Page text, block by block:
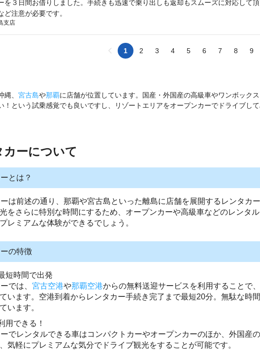
を３日間お借りしました。手続きも迅速で乗り出しも返却もスムーズに対応して
注意が必要です。
支店
1 2 3 4 5 6 7 8 9
、 宮古島や那覇に店舗が位置しています。国産・外国産の高級車やワンボック
！という試乗感覚でも良いですし、リゾートエリアをオープンカーでドライブし
ーについて
とは？
は前述の通り、那覇や宮古島といった離島に店舗を展開するレンタカ
をさらに特別な時間にするため、オープンカーや高級車などのレンタ
レミアムな体験ができるでしょう。
の特徴
短時間で出発
では、 宮古空港や那覇空港からの無料送迎サービスを利用することで
います。空港到着からレンタカー手続き完了まで最短20分。無駄な時
います。
用できる！
でレンタルできる車はコンパクトカーやオープンカーのほか、外国産
気軽にプレミアムな気分でドライブ観光をすることが可能です。